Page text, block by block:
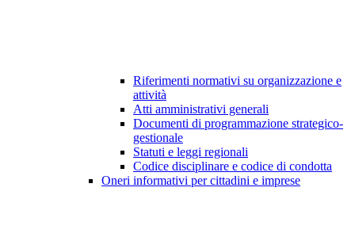
Riferimenti normativi su organizzazione e
attività
Atti amministrativi generali
Documenti di programmazione strategico-
gestionale
Statuti e leggi regionali
Codice disciplinare e codice di condotta
Oneri informativi per cittadini e imprese